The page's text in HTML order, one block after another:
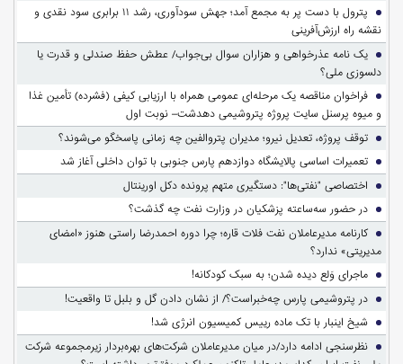
پترول با دست پر به مجمع آمد؛ جهش سودآوری، رشد ۱۱ برابری سود نقدی و
نقشه راه ارزش‌آفرینی
یک نامه عذرخواهی و هزاران سوال بی‌جواب/ عطش حفظ صندلی و قدرت یا
دلسوزی ملی؟
فراخوان مناقصه یک مرحله‌ای عمومی همراه با ارزیابی کیفی (فشرده) تأمین غذا
و میوه پرسنل سایت پروژه پتروشیمی دهدشت– نوبت اول
توقف پروژه، تعدیل نیرو؛ مدیران پتروالفین چه زمانی پاسخگو می‌شوند؟
تعمیرات اساسی پالایشگاه دوازدهم پارس جنوبی با توان داخلی آغاز شد
اختصاصی "نفتی‌ها": دستگیری متهم پرونده دکل اورینتال
در حضور سه‌ساعته پزشکیان در وزارت نفت چه گذشت؟
کارنامه مدیرعاملان نفت فلات قاره؛ چرا دوره احمدرضا راستی هنوز «امضای
مدیریتی» ندارد؟
ماجرای وَلع دیده شدن؛ به سبک کودکانه!
در پتروشیمی پارس چه‌خبراست؟/ از نشان دادن گل و بلبل تا واقعیت!
شیخ اینبار با تک ماده رییس کمیسیون انرژی شد!
نظرسنجی ادامه دارد/در میان مدیرعاملان شرکت‌های بهره‌بردار زیرمجموعه شرکت